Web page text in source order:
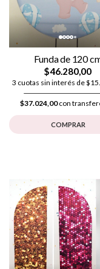
Funda de 120
$46.280,00
3 cuotas sin interés de
$37.024,00con
COMPRAR